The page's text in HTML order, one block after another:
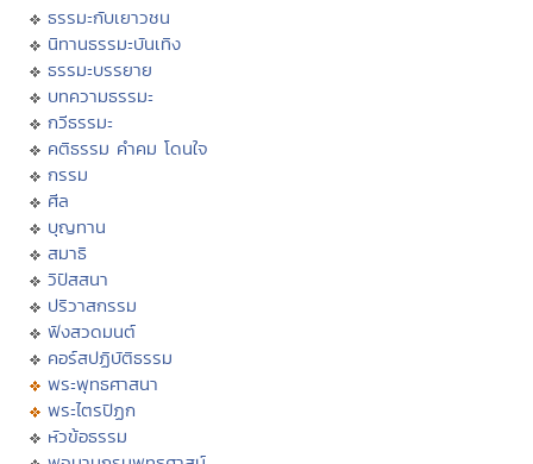
ธรรมะกับเยาวชน
นิทานธรรมะบันเทิง
ธรรมะบรรยาย
บทความธรรมะ
กวีธรรมะ
คติธรรม คำคม โดนใจ
กรรม
ศีล
บุญทาน
สมาธิ
วิปัสสนา
ปริวาสกรรม
ฟังสวดมนต์
คอร์สปฏิบัติธรรม
พระพุทธศาสนา
พระไตรปิฏก
หัวข้อธรรม